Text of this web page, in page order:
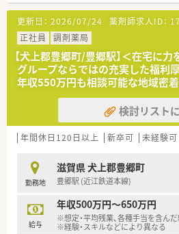
更新日： 2026/07/24 薬剤師求人ID：
正社員
調剤薬局
【犬上郡豊郷町/豊郷駅】＜在宅に
グループならではの充実した福利
年収550万円も相談可能な地域密
検討リスト
年間休日120日以上 新卒可 未経験可
勤務地
滋賀県 犬上郡豊郷町
豊郷駅 (近江鉄道本線)
給与
年収500万円～650万円
※想定・平均残業、各種手当を含ん
※経験・スキルなどにより異なる